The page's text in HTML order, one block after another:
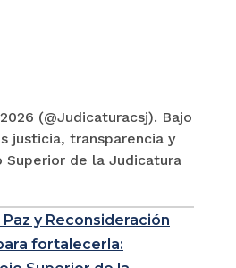
(@Judicaturacsj). Bajo
justicia, transparencia y
Superior de la Judicatura
y Reconsideración
fortalecerla: